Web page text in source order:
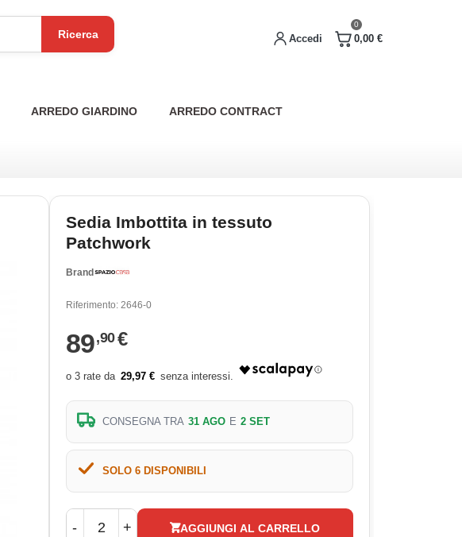
0
0,00 €
Accedi
Ricerca
ARREDO GIARDINO ARREDO CONTRACT
Sedia Imbottita in tessuto
Patchwork
Brand
Riferimento: 2646-0
89,90€
29,97 €
CONSEGNA TRA 31 AGO E 2 SET
SOLO 6 DISPONIBILI
- + AGGIUNGI AL CARRELLO